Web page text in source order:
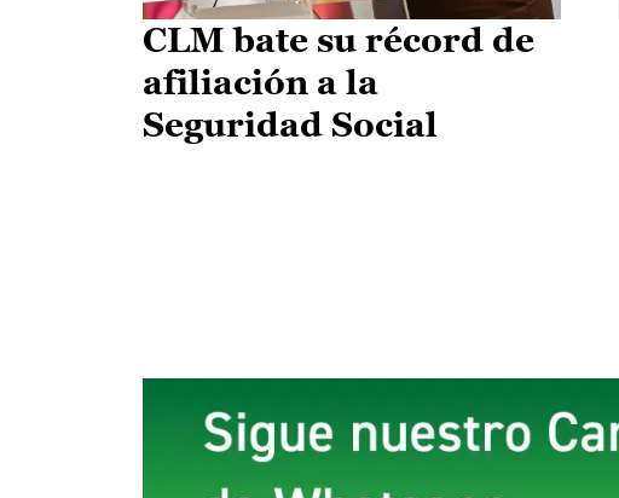
CLM bate su récord de
afiliación a la
Seguridad Social